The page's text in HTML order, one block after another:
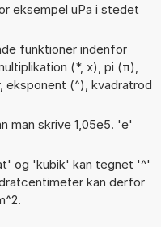
eksempel uPa i stedet
funktioner indenfor
(*, x), pi (π),
eksponent (^), kvadratrod
man skrive 1,05e5. 'e'
og 'kubik' kan tegnet '^'
kan derfor